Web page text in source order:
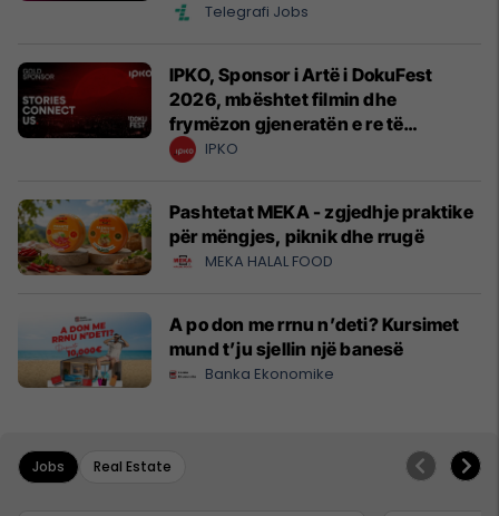
Telegrafi Jobs
IPKO, Sponsor i Artë i DokuFest
2026, mbështet filmin dhe
frymëzon gjeneratën e re të
krijuesve
IPKO
Pashtetat MEKA - zgjedhje praktike
për mëngjes, piknik dhe rrugë
MEKA HALAL FOOD
A po don me rrnu n’deti? Kursimet
mund t’ju sjellin një banesë
Banka Ekonomike
Jobs Real Estate